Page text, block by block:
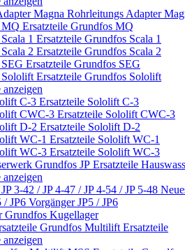
Rohrleitungs Adapter
Ersatzteile Grundfos MQ
Ersatzteile Grundfos Scala 1
Ersatzteile Grundfos Scala 2
Ersatzteile Grundfos SEG
Ersatzteile Grundfos Sololift
Ersatzteile Sololift C-3
Ersatzteile Sololift CWC-3
Ersatzteile Sololift D-2
Ersatzteile Sololift WC-1
Ersatzteile Sololift WC-3
Ersatzteile
Vorgänger JP5 / JP6
Grundfos Kugellager
Grundfos Multilift Ersatzteile